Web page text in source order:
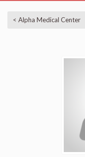
< Alpha Medical Center